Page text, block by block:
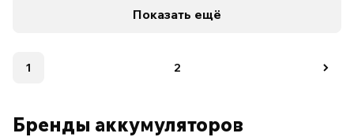
Показать ещё
1 2
Бренды аккумуляторов